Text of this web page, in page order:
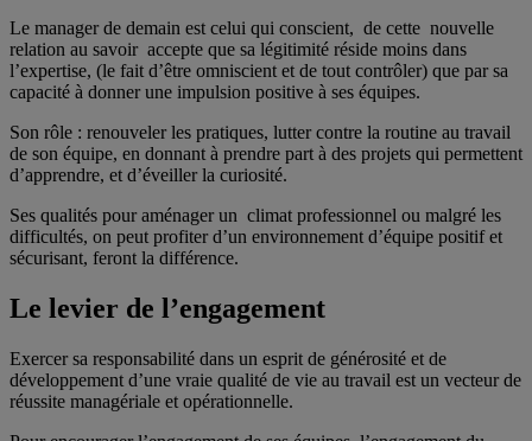
Le manager de demain est celui qui conscient, de cette nouvelle
relation au savoir accepte que sa légitimité réside moins dans
l’expertise, (le fait d’être omniscient et de tout contrôler) que par sa
capacité à donner une impulsion positive à ses équipes.
Son rôle : renouveler les pratiques, lutter contre la routine au travail
de son équipe, en donnant à prendre part à des projets qui permettent
d’apprendre, et d’éveiller la curiosité.
Ses qualités pour aménager un climat professionnel ou malgré les
difficultés, on peut profiter d’un environnement d’équipe positif et
sécurisant, feront la différence.
Le levier de l’engagement
Exercer sa responsabilité dans un esprit de générosité et de
développement d’une vraie qualité de vie au travail est un vecteur de
réussite managériale et opérationnelle.